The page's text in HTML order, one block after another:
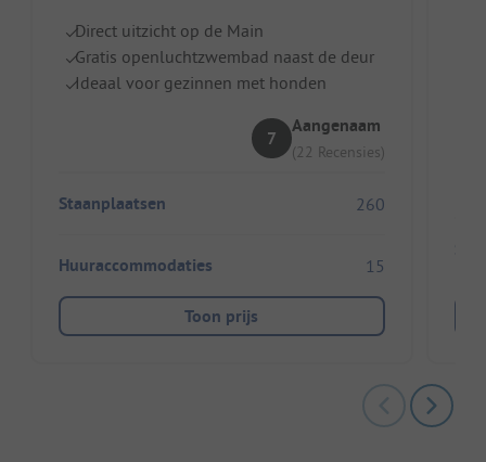
Direct uitzicht op de Main
Gratis openluchtzwembad naast de deur
Ideaal voor gezinnen met honden
7
Aangenaam
(22 Recensies)
Staanplaatsen 260
Huuraccommodaties 15
Toon prijs